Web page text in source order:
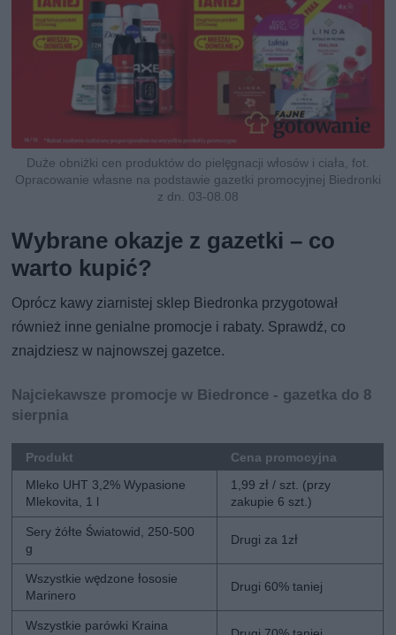
Duże obniżki cen produktów do pielęgnacji włosów i ciała, fot.
Opracowanie własne na podstawie gazetki promocyjnej Biedronki
z dn. 03-08.08
Wybrane okazje z gazetki – co
warto kupić?
Oprócz kawy ziarnistej sklep Biedronka przygotował
również inne genialne promocje i rabaty. Sprawdź, co
znajdziesz w najnowszej gazetce.
Najciekawsze promocje w Biedronce - gazetka do 8
sierpnia
Produkt
Cena promocyjna
Mleko UHT 3,2% Wypasione
Mlekovita, 1 l
1,99 zł / szt. (przy
zakupie 6 szt.)
Sery żółte Światowid, 250-500
g
Drugi za 1zł
Wszystkie wędzone łososie
Marinero
Drugi 60% taniej
Wszystkie parówki Kraina